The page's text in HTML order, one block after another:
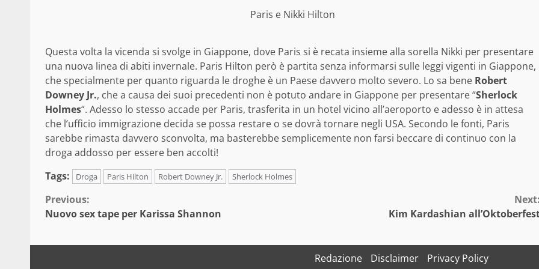
Paris e Nikki Hilton
Questa volta la vicenda si svolge in Giappone, dove Paris si è recata insieme alla sorella Nikki per presentare
una nuova linea di abiti invernale. Paris Hilton però è partita senza informarsi sulle leggi vigenti in Giappone,
che specialmente per quanto riguarda le droghe è un Paese davvero molto severo. Lo sa bene Robert
Downey Jr., che a causa dei suoi precedenti non è potuto andare in Giappone per presentare “Sherlock
Holmes“. Adesso lo stesso accade per Paris, trasferita in un hotel vicino all’aeroporto e adesso è in attesa
che l’ufficio immigrazione decida se possa restare o se dovrà tornare negli USA. Secondo le fonti, Paris
sarebbe rimasta davvero sconvolta, ma basterebbe semplicemente non farsi beccare di continuo con la
droga addosso per essere ben accolti!
Tags:
Droga Paris Hilton Robert Downey Jr. Sherlock Holmes
Continue
Reading
Previous:
Nuovo sex tape per Karissa Shannon
Kim Kardashian
Redazione Disclaimer Privacy Policy